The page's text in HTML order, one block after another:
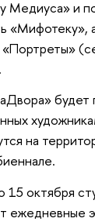
Медиуса» и
«Мифотеку»,
будет
на
15 октября
ежедневные